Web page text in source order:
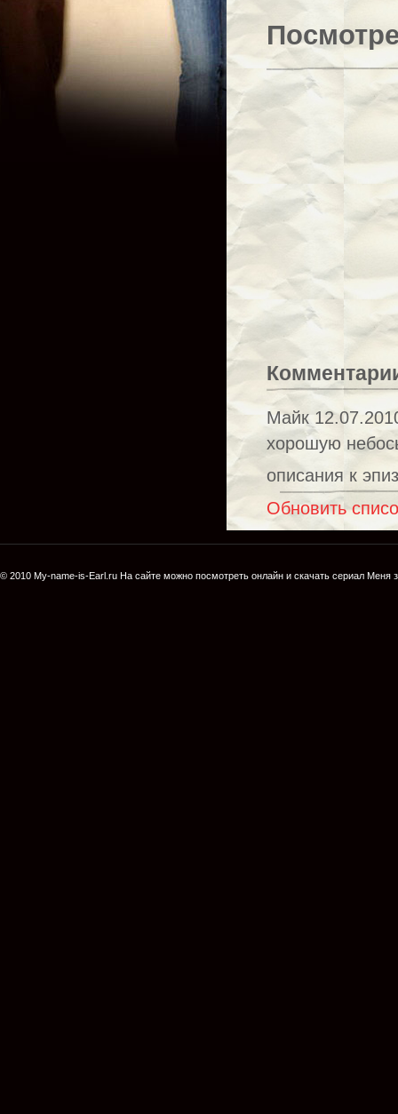
Майк
хорошую
описания к
Обновить
© 2010 My-name-is-Earl.ru На сайте можно посмотреть онлайн и скачать сериал Меня